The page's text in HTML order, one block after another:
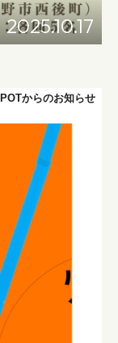
2025.10.17
からのお知らせ